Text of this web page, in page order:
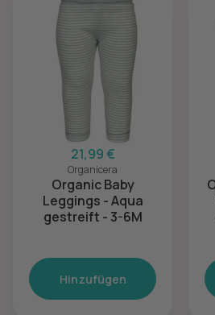
21,99 €
Organicera
Organic Baby
Leggings - Aqua
gestreift - 3-6M
Hinzufügen